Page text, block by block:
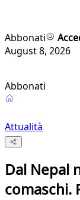
Abbonati
August 8, 2026
Abbonati
Attualità
Dal Nepal
comaschi.